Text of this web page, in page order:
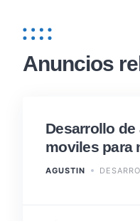
Anuncios
Desarrollo
moviles para
AGUSTIN